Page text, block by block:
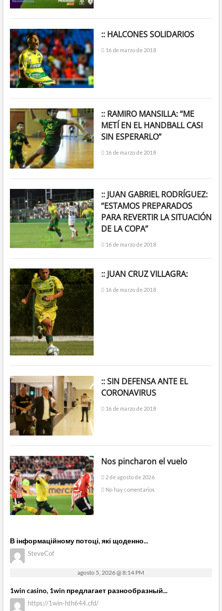
:: HALCONES SOLIDARIOS
16 de marzo de 2018
:: RAMIRO MANSILLA: “ME
METÍ EN EL HANDBALL CASI
SIN ESPERARLO”
16 de marzo de 2018
:: JUAN GABRIEL RODRÍGUEZ:
“ESTAMOS PREPARADOS
PARA REVERTIR LA SITUACIÓN
DE LA COPA”
16 de marzo de 2018
:: JUAN CRUZ VILLAGRA:
16 de marzo de 2018
:: SIN DEFENSA ANTE EL
CORONAVIRUS
16 de marzo de 2018
Nos pincharon el vuelo
2 de agosto de 2026
No hay comentarios
В інформаційному потоці, які щоденно...
SteveCof
agosto 5, 2026 @ 8:14 PM
1win casino, 1win предлагает разнообразный...
https://1win-hth644.cfd/